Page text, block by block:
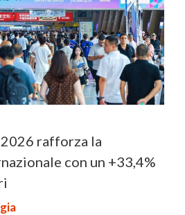
rafforza la
con un +33,4%